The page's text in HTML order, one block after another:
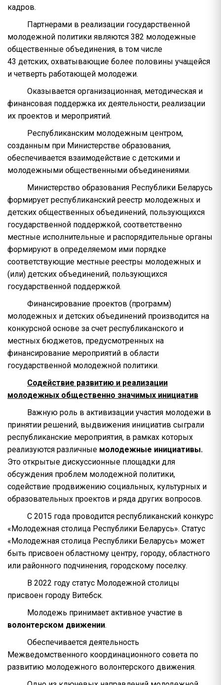
кадров.
Партнерами в реализации государственной
молодежной политики являются 382 молодежные
общественные объединения, в том числе
43 детских, охватывающие более половины учащейся
и четверть работающей молодежи.
Оказывается организационная, методическая и
финансовая поддержка их деятельности, реализации
их проектов и мероприятий.
Республиканским молодежным центром,
созданным при Министерстве образования,
обеспечивается взаимодействие с детскими и
молодежными общественными объединениями.
Министерство образования Республики Беларусь
формирует республиканский реестр молодежных и
детских общественных объединений, пользующихся
государственной поддержкой, соответственно
местные исполнительные и распорядительные органы
формируют в определяемом ими порядке
соответствующие местные реестры молодежных и
(или) детских объединений, пользующихся
государственной поддержкой.
Финансирование проектов (программ)
молодежных и детских объединений производится на
конкурсной основе за счет республиканского и
местных бюджетов, предусмотренных на
финансирование мероприятий в области
государственной молодежной политики.
Содействие развитию и реализации
молодежных общественно значимых инициатив
Важную роль в активизации участия молодежи в
принятии решений, выдвижения инициатив сыграли
республиканские мероприятия, в рамках которых
реализуются различные молодежные инициативы.
Это открытые дискуссионные площадки для
обсуждения проблем молодежной политики,
содействие продвижению социальных, культурных и
образовательных проектов и ряда других вопросов.
С 2015 года проводится республиканский конкурс
«Молодежная столица Республики Беларусь». Статус
«Молодежная столица Республики Беларусь» может
быть присвоен областному центру, городу, областного
или районного подчинения, городскому поселку.
В 2022 году статус Молодежной столицы
присвоен городу Витебск.
Молодежь принимает активное участие в
волонтерском движении.
Обеспечивается деятельность
Межведомственного координационного совета по
развитию молодежного волонтерского движения.